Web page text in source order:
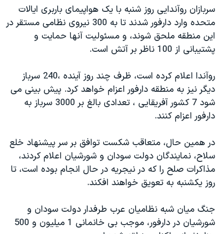
ویدیوها
فرهنگ و زندگی
حقوق شهروندی
علم و فناوری
اسرائیل در جنگ
گالری عکس
بایگانی برنامه‌های تلویزیونی
مستندها
انتخابات ریاست جمهوری آمریکا ۲۰۲۴
رمز مهسا
ورزش زنان در ایران
اعتراضات زن، زندگی، آزادی
تریبونال مردمی آبان ۹۸
دادگاه حمید نوری
چهل سال گروگان‌گیری
اعتراضات مردمی آبان ۹۸
دنبال کنید
زبانهای مختلف
سربازان روآندايی روز شنبه با يک هواپيمای باربری ايالات
متحده وارد دارفور شدند تا به 300 نيروی نظامی مستقر در
اين منطقه ملحق شوند، و مسئوليت آنها حمايت و
پشتيبانی از 100 ناظر بر آتش است.
روآندا اعلام کرده است، ظرف چند روز آينده ،240 سرباز
ديگر نيز به منطقه دارفور اعزام خواهد کرد. پيش بينی می
شود 7 کشور آفريقايی ، تعدادی بالغ بر 3000 سرباز به
دارفور اعزام کنند.
در همين حال، متعاقب شکست توافق بر سر پيشنهاد خلع
سلاح، نمايندگان دولت سودان و شورشيان اعلام کردند،
مذاکرات صلح را که در نيجريه در حال انجام بوده است، تا
روز يکشنبه به تعويق خواهند افکند.
جنگ ميان شبه نظاميان عرب طرفدار دولت سودان و
شورشيان در دارفور، موجب بی خانمانی 1 ميليون و 500